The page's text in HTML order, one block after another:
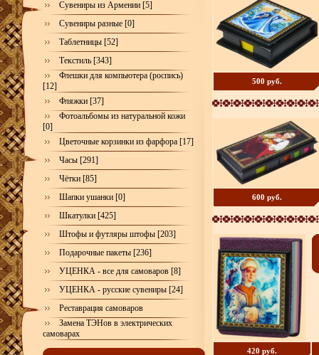
Сувениры из Армении [5]
Сувениры разные [0]
Таблетницы [52]
Текстиль [343]
Флешки для компьютера (роспись)
[12]
Фляжки [37]
Фотоальбомы из натуральной кожи
[0]
Цветочные корзинки из фарфора [17]
Часы [291]
Чётки [85]
Шапки ушанки [0]
Шкатулки [425]
Штофы и футляры штофы [203]
Подарочные пакеты [236]
УЦЕНКА - все для самоваров [8]
УЦЕНКА - русские сувениры [24]
Реставрация самоваров
Замена ТЭНов в электрических
самоварах
500 руб.
600 руб.
420 руб.